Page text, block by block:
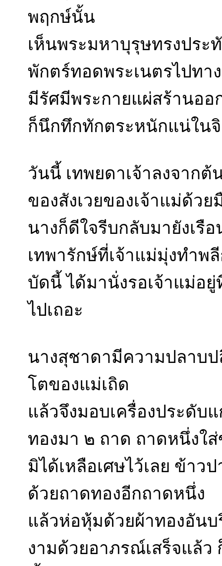
พฤกษ์นั้น
เห็นพระมหาบุรุษทรงปร
พักตร์ทอดพระเนตรไปทา
มีรัศมีพระกายแผ่สร้านอ
ก็นึกทึกทักตระหนักแน่ใน
วันนี้ เทพยดาเจ้าลงจาก
ของสังเวยของเจ้าแม่ด้วย
นางก็ดีใจรีบกลับมายังเรื
เทพารักษ์ที่เจ้าแม่มุ่งทำพ
บัดนี้ ได้มานั่งรอเจ้าแม่อ
ไปเถอะ
นางสุชาดามีความปลาบป
โตของแม่เถิด
แล้วจึงมอบเครื่องประดั
ทองมา ๒ ถาด ถาดหนึ่งใ
มิได้เหลือเศษไว้เลย ข้าว
ด้วยถาดทองอีกถาดหนึ่ง
แล้วห่อหุ้มด้วยผ้าทองอัน
งามด้วยอาภรณ์เสร็จแล้ว